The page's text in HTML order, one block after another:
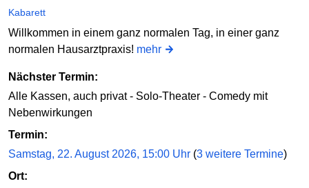
Kabarett
Willkommen in einem ganz normalen Tag, in einer ganz
normalen Hausarztpraxis! mehr
Nächster Termin:
Alle Kassen, auch privat - Solo-Theater - Comedy mit
Nebenwirkungen
Termin:
Samstag, 22. August 2026, 15:00 Uhr (3 weitere Termine)
Ort: